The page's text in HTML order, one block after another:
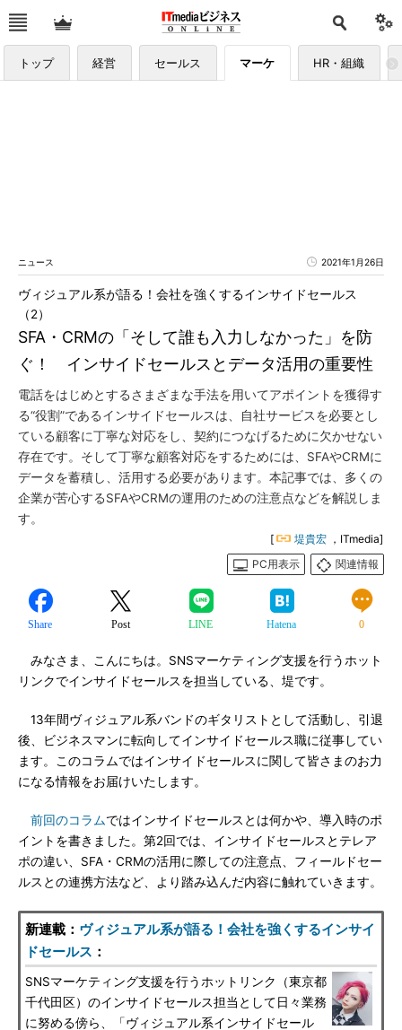
トップ 経営 セールス マーケ HR・組織
ニュース 2021年1月26日
SFA・CRMの「そして誰も入力しなかった」を防
ぐ！ インサイドセールスとデータ活用の重要性
ヴィジュアル系が語る！会社を強くするインサイドセールス
（2）
電話をはじめとするさまざまな手法を用いてアポイントを獲得す
る“役割”であるインサイドセールスは、自社サービスを必要とし
ている顧客に丁寧な対応をし、契約につなげるために欠かせない
存在です。そして丁寧な顧客対応をするためには、SFAやCRMに
データを蓄積し、活用する必要があります。本記事では、多くの
企業が苦心するSFAやCRMの運用のための注意点などを解説しま
す。
[ 堤貴宏 ，ITmedia]
PC用表示
関連情報
Share Post LINE Hatena 0
みなさま、こんにちは。SNSマーケティング支援を行うホット
リンクでインサイドセールスを担当している、堤です。
13年間ヴィジュアル系バンドのギタリストとして活動し、引退
後、ビジネスマンに転向してインサイドセールス職に従事してい
ます。このコラムではインサイドセールスに関して皆さまのお力
になる情報をお届けいたします。
前回のコラムではインサイドセールスとは何かや、導入時のポ
イントを書きました。第2回では、インサイドセールスとテレア
ポの違い、SFA・CRMの活用に際しての注意点、フィールドセー
ルスとの連携方法など、より踏み込んだ内容に触れていきます。
新連載： ヴィジュアル系が語る！会社を強くするインサイ
ドセールス ：
SNSマーケティング支援を行うホットリンク（東京都
千代田区）のインサイドセールス担当として日々業務
に努める傍ら、「ヴィジュアル系インサイドセール